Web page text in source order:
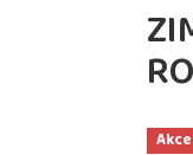
Akce